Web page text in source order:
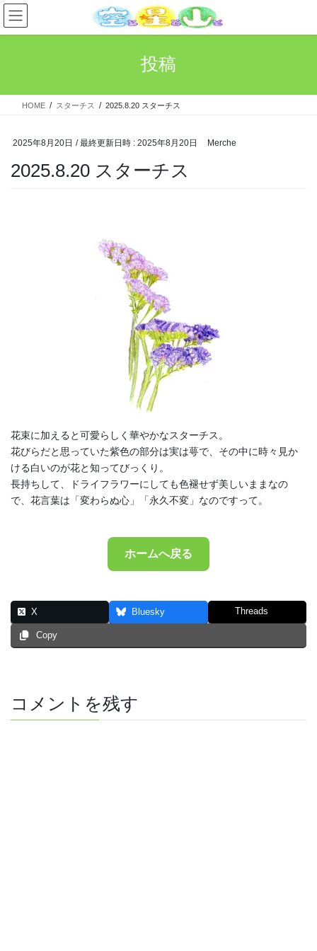
コ
ン
テ
ス
ナ
ビ
ゲ
ン
投稿
HOME スターチス 2025.8.20 スターチス
2025年8月20日 / 最終更新日時 : 2025年8月20日 Merche
2025.8.20 スターチス
花束に加えると可愛らしく華やかなスターチス。
花びらだと思っていた紫色の部分は実は萼で、その中に時々見か
ける白いのが花と知ってびっくり。
長持ちして、ドライフラワーにしても色褪せず美しいままなの
で、花言葉は「変わらぬ心」「永久不変」なのですって。
ホームへ戻る
X Bluesky Threads
Copy
コメントを残す